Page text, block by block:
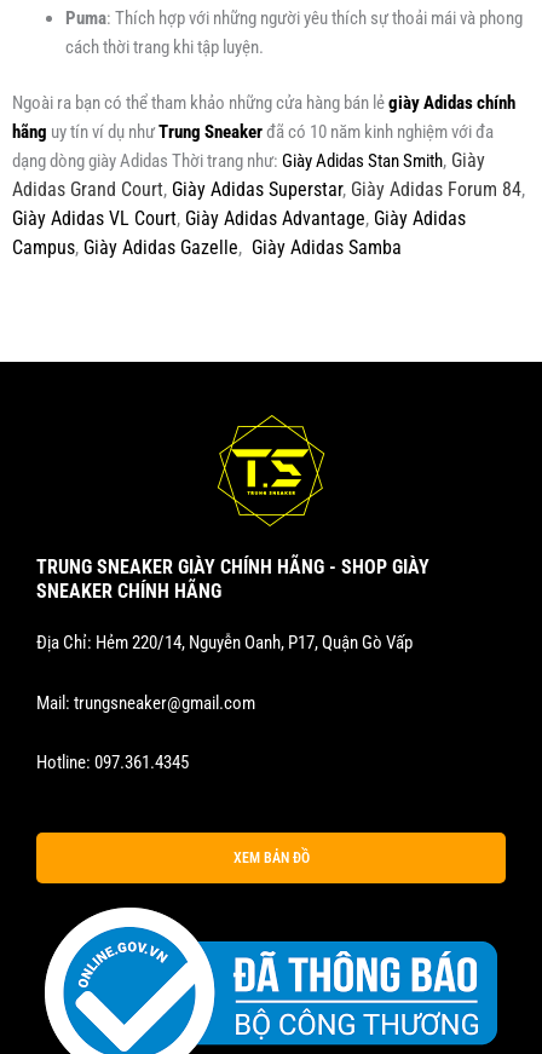
Puma: Thích hợp với những người yêu thích sự thoải mái và phong
cách thời trang khi tập luyện.
Ngoài ra bạn có thể tham khảo những cửa hàng bán lẻgiày Adidas chính
hãng uy tín ví dụ nhưTrung Sneakerđã có 10 năm kinh nghiệm với đa
dạng dòng giày Adidas Thời trang như: Giày Adidas Stan Smith, Giày
Adidas Grand Court, Giày Adidas Superstar, Giày Adidas Forum 84,
Giày Adidas VL Court, Giày Adidas Advantage, Giày Adidas
Campus, Giày Adidas Gazelle, Giày Adidas Samba
TRUNG SNEAKER GIÀY CHÍNH HÃNG - SHOP GIÀY
SNEAKER CHÍNH HÃNG
Địa Chỉ: Hẻm 220/14, Nguyễn Oanh, P17, Quận Gò Vấp
Mail: trungsneaker@gmail.com
Hotline: 097.361.4345
XEM BẢN ĐỒ